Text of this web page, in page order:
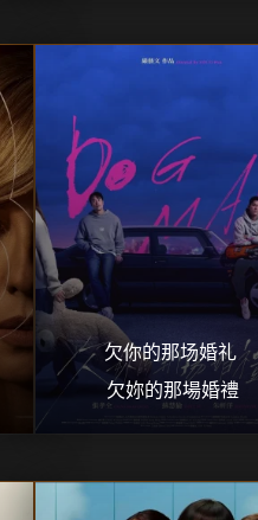
欠你的那场婚礼
欠妳的那場婚禮